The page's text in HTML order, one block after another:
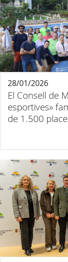
El Consell de
esportives»
de 1.500
28/01/2026